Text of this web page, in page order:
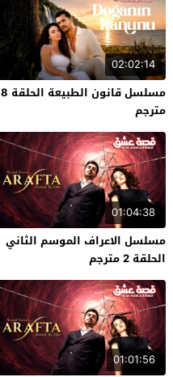
02:02:14
مسلسل قانون الطبيعة الحلقة 8
مترجم
01:04:38
مسلسل الاعراف الموسم الثاني
الحلقة 2 مترجم
01:01:56